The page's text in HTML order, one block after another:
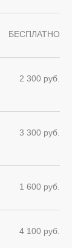
БЕСПЛАТНО
2 300 руб.
3 300 руб.
1 600 руб.
4 100 руб.